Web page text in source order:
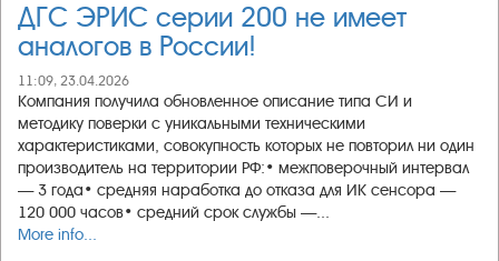
ДГС ЭРИС серии 200 не имеет
аналогов в России!
11:09, 23.04.2026
Компания получила обновленное описание типа СИ и
методику поверки с уникальными техническими
характеристиками, совокупность которых не повторил ни один
производитель на территории РФ:• межповерочный интервал
— 3 года• средняя наработка до отказа для ИК сенсора —
120 000 часов• средний срок службы —...
More info...